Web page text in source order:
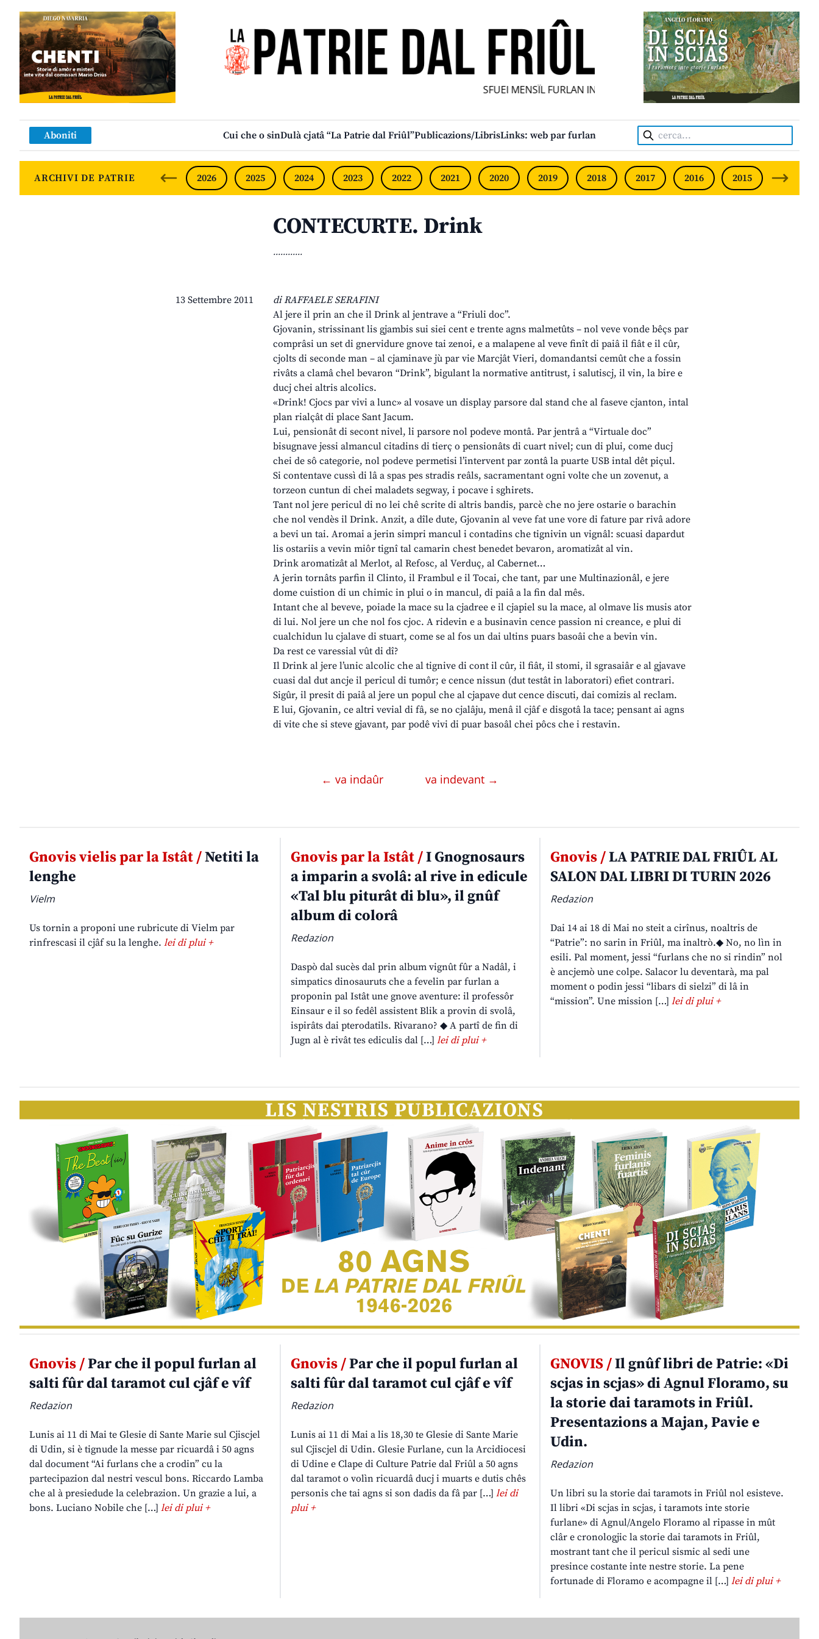
SFUEI MENSÎL FURLAN INDIPENDENT • INDEPENDENT FRIULIAN MONTHLY
Aboniti Cui che o sinDulà cjatâ “La Patrie dal Friûl”Publicazions/LibrisLinks: web par furlan Cerca:
ARCHIVI DE PATRIE 2026 2025 2024 2023 2022 2021 2020 2019 2018 2017 2016 2015 2014
CONTECURTE. Drink
............
13 Settembre 2011
di RAFFAELE SERAFINI
Al jere il prin an che il Drink al jentrave a “Friuli doc”.
Gjovanin, strissinant lis gjambis sui siei cent e trente agns malmetûts – nol veve vonde bêçs par
comprâsi un set di gnervidure gnove tai zenoi, e a malapene al veve finît di paiâ il fiât e il cûr,
cjolts di seconde man – al cjaminave jù par vie Marcjât Vieri, domandantsi cemût che a fossin
rivâts a clamâ chel bevaron “Drink”, bigulant la normative antitrust, i salutiscj, il vin, la bire e
ducj chei altris alcolics.
«Drink! Cjocs par vivi a lunc» al vosave un display parsore dal stand che al faseve cjanton, intal
plan rialçât di place Sant Jacum.
Lui, pensionât di secont nivel, li parsore nol podeve montâ. Par jentrâ a “Virtuale doc”
bisugnave jessi almancul citadins di tierç o pensionâts di cuart nivel; cun di plui, come ducj
chei de sô categorie, nol podeve permetisi l’intervent par zontâ la puarte USB intal dêt piçul.
Si contentave cussì di lâ a spas pes stradis reâls, sacramentant ogni volte che un zovenut, a
torzeon cuntun di chei maladets segway, i pocave i sghirets.
Tant nol jere pericul di no lei chê scrite di altris bandis, parcè che no jere ostarie o barachin
che nol vendès il Drink. Anzit, a dîle dute, Gjovanin al veve fat une vore di fature par rivâ adore
a bevi un tai. Aromai a jerin simpri mancul i contadins che tignivin un vignâl: scuasi dapardut
lis ostariis a vevin miôr tignî tal camarin chest benedet bevaron, aromatizât al vin.
Drink aromatizât al Merlot, al Refosc, al Verduç, al Cabernet…
A jerin tornâts parfin il Clinto, il Frambul e il Tocai, che tant, par une Multinazionâl, e jere
dome cuistion di un chimic in plui o in mancul, di paiâ a la fin dal mês.
Intant che al beveve, poiade la mace su la cjadree e il cjapiel su la mace, al olmave lis musis ator
di lui. Nol jere un che nol fos cjoc. A ridevin e a businavin cence passion ni creance, e plui di
cualchidun lu cjalave di stuart, come se al fos un dai ultins puars basoâi che a bevin vin.
Da rest ce varessial vût di dî?
Il Drink al jere l’unic alcolic che al tignive di cont il cûr, il fiât, il stomi, il sgrasaiâr e al gjavave
cuasi dal dut ancje il pericul di tumôr; e cence nissun (dut testât in laboratori) efiet contrari.
Sigûr, il presit di paiâ al jere un popul che al cjapave dut cence discuti, dai comizis al reclam.
E lui, Gjovanin, ce altri vevial di fâ, se no cjalâju, menâ il cjâf e disgotâ la tace; pensant ai agns
di vite che si steve gjavant, par podê vivi di puar basoâl chei pôcs che i restavin.
← va indaûr va indevant →
Gnovis vielis par la Istât /Netiti la
lenghe
Vielm
Us tornin a proponi une rubricute di Vielm par
rinfrescasi il cjâf su la lenghe. lei di plui +
Gnovis par la Istât /I Gnognosaurs
a imparin a svolâ: al rive in edicule
«Tal blu piturât di blu», il gnûf
album di colorâ
Redazion
Daspò dal sucès dal prin album vignût fûr a Nadâl, i
simpatics dinosauruts che a fevelin par furlan a
proponin pal Istât une gnove aventure: il professôr
Einsaur e il so fedêl assistent Blik a provin di svolâ,
ispirâts dai pterodatils. Rivarano? ◆ A partî de fin di
Jugn al è rivât tes ediculis dal […] lei di plui +
Gnovis /LA PATRIE DAL FRIÛL AL
SALON DAL LIBRI DI TURIN 2026
Redazion
Dai 14 ai 18 di Mai no steit a cirînus, noaltris de
“Patrie”: no sarin in Friûl, ma inaltrò.◆ No, no lìn in
esili. Pal moment, jessi “furlans che no si rindin” nol
è ancjemò une colpe. Salacor lu deventarà, ma pal
moment o podin jessi “libars di sielzi” di lâ in
“mission”. Une mission […]lei di plui +
Gnovis /Par che il popul furlan al
salti fûr dal taramot cul cjâf e vîf
Redazion
Lunis ai 11 di Mai te Glesie di Sante Marie sul Cjiscjel
di Udin, si è tignude la messe par ricuardâ i 50 agns
dal document “Ai furlans che a crodin” cu la
partecipazion dal nestri vescul bons. Riccardo Lamba
che al à presiedude la celebrazion. Un grazie a lui, a
bons. Luciano Nobile che […] lei di plui +
Gnovis /Par che il popul furlan al
salti fûr dal taramot cul cjâf e vîf
Redazion
Lunis ai 11 di Mai a lis 18,30 te Glesie di Sante Marie
sul Cjiscjel di Udin. Glesie Furlane, cun la Arcidiocesi
di Udine e Clape di Culture Patrie dal Friûl a 50 agns
dal taramot o volìn ricuardâ ducj i muarts e dutis chês
personis che tai agns si son dadis da fâ par […] lei di
plui +
GNOVIS /Il gnûf libri de Patrie: «Di
scjas in scjas» di Agnul Floramo, su
la storie dai taramots in Friûl.
Presentazions a Majan, Pavie e
Udin.
Redazion
Un libri su la storie dai taramots in Friûl nol esisteve.
Il libri «Di scjas in scjas, i taramots inte storie
furlane» di Agnul/Angelo Floramo al ripasse in mût
clâr e cronologjic la storie dai taramots in Friûl,
mostrant tant che il pericul sismic al sedi une
presince costante inte nestre storie. La pene
fortunade di Floramo e acompagne il […]lei di plui +